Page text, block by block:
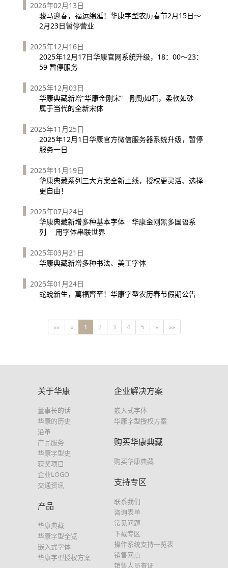
2026年02月13日
骏马迎春，福运绵延！华康字型农历春节2月15日～
2月23日暂停营业
2025年12月16日
2025年12月17日华康官网系统升级，18：00～23：
59 暂停服务
2025年12月03日
华康典藏新增“华康金刚宋” 剛勁如石，柔軟如砂
属于当代的全新宋体
2025年11月25日
2025年12月1日华康官方微信服务器系统升级，暂停
服务一日
2025年11月19日
华康典藏系列三大方案全新上线，授权更灵活、选择
更自由！
2025年07月24日
华康典藏新增多种基本字体 华康金刚黑多国语系
列 用字体串联世界
2025年03月21日
华康典藏新增多种书法、美工字体
2025年01月24日
蛇蛻新生，萬福齊至！华康字型农历春节假期公告
«« « 1 2 3 4 5 » »»
关于华康
董事长的话
华康的历史
沿革
产品服务
华康字型史
获奖项目
企业LOGO
交通资讯
产品
华康典藏
华康字型全览
嵌入式字体
华康字型授权方案
企业解决方案
嵌入式字体
华康字型授权方案
购买华康典藏
购买华康典藏
支持专区
联系我们
咨询表单
常见问题
下载专区
操作系统支持一览表
销售网点
销售人员查证